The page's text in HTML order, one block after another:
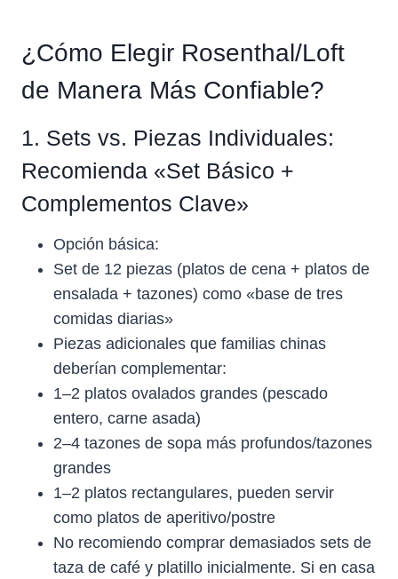
¿Cómo Elegir Rosenthal/Loft
de Manera Más Confiable?
1. Sets vs. Piezas Individuales:
Recomienda «Set Básico +
Complementos Clave»
Opción básica:
Set de 12 piezas (platos de cena + platos de
ensalada + tazones) como «base de tres
comidas diarias»
Piezas adicionales que familias chinas
deberían complementar:
1–2 platos ovalados grandes (pescado
entero, carne asada)
2–4 tazones de sopa más profundos/tazones
grandes
1–2 platos rectangulares, pueden servir
como platos de aperitivo/postre
No recomiendo comprar demasiados sets de
taza de café y platillo inicialmente. Si en casa